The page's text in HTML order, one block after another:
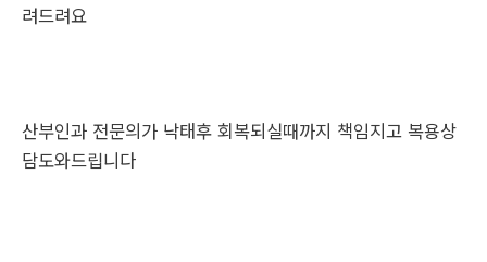
려드려요
산부인과 전문의가 낙태후 회복되실때까지 책임지고 복용상
담도와드립니다